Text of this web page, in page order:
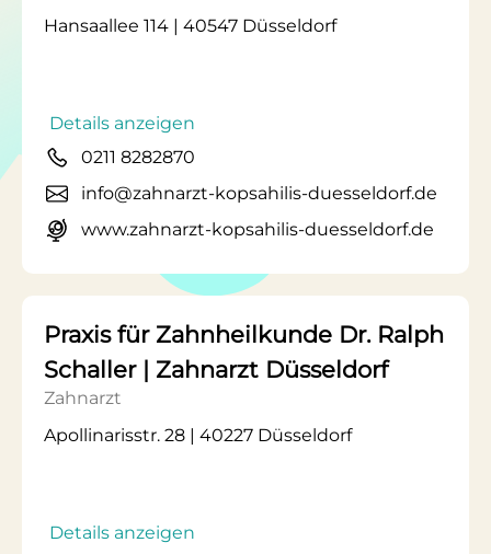
Hansaallee 114 | 40547 Düsseldorf
Details anzeigen
0211 8282870
info@zahnarzt-kopsahilis-duesseldorf.de
www.zahnarzt-kopsahilis-duesseldorf.de
Praxis für Zahnheilkunde Dr. Ralph
Schaller | Zahnarzt Düsseldorf
Zahnarzt
Apollinarisstr. 28 | 40227 Düsseldorf
Details anzeigen